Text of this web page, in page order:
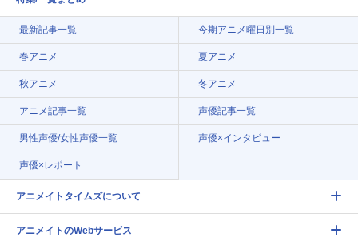
最新記事一覧 今期アニメ曜日別一覧
春アニメ 夏アニメ
秋アニメ 冬アニメ
アニメ記事一覧 声優記事一覧
男性声優/女性声優一覧 声優×インタビュー
声優×レポート
アニメイトタイムズについて
アニメイトのWebサービス